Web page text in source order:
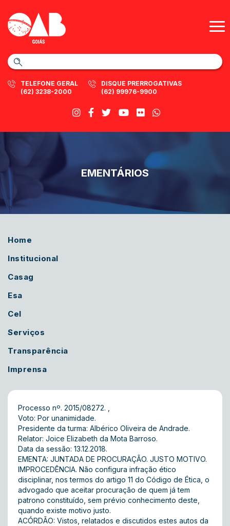
TELEFONE GERAL
(62) 3238-2000
DISQUE PRERROGATIVAS
(62) 99976-9900
EMENTÁRIOS
Home
Institucional
Casag
Esa
Cel
Serviços
Transparência
Imprensa
Processo nº. 2015/08272. ,
Voto: Por unanimidade.
Presidente da turma: Albérico Oliveira de Andrade.
Relator: Joice Elizabeth da Mota Barroso.
Data da sessão: 13.12.2018.
EMENTA: JUNTADA DE PROCURAÇÃO. JUSTO MOTIVO.
IMPROCEDÊNCIA. Não configura infração ético
disciplinar, nos termos do artigo 11 do Código de Ética, o
advogado que aceitar procuração de quem já tem
patrono constituído, sem prévio conhecimento deste,
quando existe motivo justo.
ACÓRDÃO: Vistos, relatados e discutidos estes autos da